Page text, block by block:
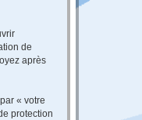
de
après
« votre
protection